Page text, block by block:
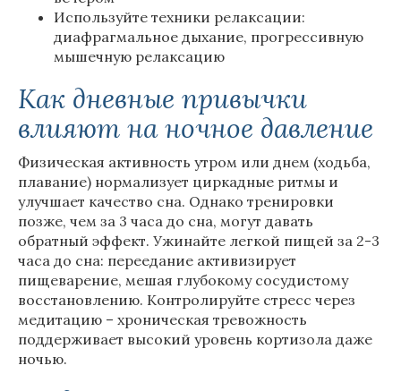
Используйте техники релаксации:
диафрагмальное дыхание, прогрессивную
мышечную релаксацию
Как дневные привычки
влияют на ночное давление
Физическая активность утром или днем (ходьба,
плавание) нормализует циркадные ритмы и
улучшает качество сна. Однако тренировки
позже, чем за 3 часа до сна, могут давать
обратный эффект. Ужинайте легкой пищей за 2-3
часа до сна: переедание активизирует
пищеварение, мешая глубокому сосудистому
восстановлению. Контролируйте стресс через
медитацию – хроническая тревожность
поддерживает высокий уровень кортизола даже
ночью.